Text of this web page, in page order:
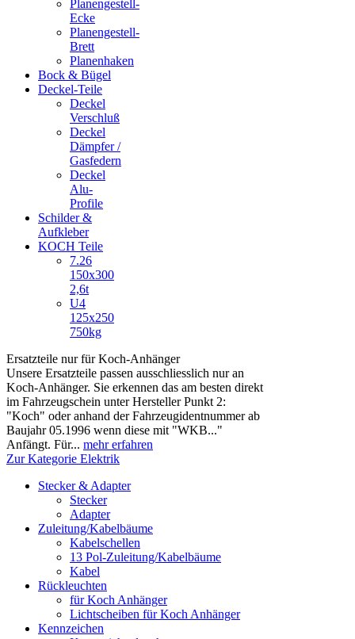
Planengestell-
Ecke
Planengestell-
Brett
Planenhaken
Bock & Bügel
Deckel-Teile
Deckel
Verschluß
Deckel
Dämpfer /
Gasfedern
Deckel
Alu-
Profile
Schilder &
Aufkleber
KOCH Teile
7.26
150x300
2,6t
U4
125x250
750kg
Ersatzteile nur für Koch-Anhänger
Unsere Ersatzteile passen ausschliesslich nur an
Koch-Anhänger. Sie erkennen das am besten direkt
im Fahrzeugschein unter Hersteller Punkt 2:
"Koch" oder anhand der Fahrzeugidentnummer ab
Baujahr 05.1996 wenn diese mit "WKB..."
Anfängt. Für... mehr erfahren
Zur Kategorie Elektrik
Stecker & Adapter
Stecker
Adapter
Zuleitung/Kabelbäume
Kabelschellen
13 Pol-Zuleitung/Kabelbäume
Kabel
Rückleuchten
für Koch Anhänger
Lichtscheiben für Koch Anhänger
Kennzeichen